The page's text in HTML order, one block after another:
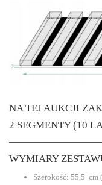
NA TEJ AUKCJI
2 SEGMENTY (10
WYMIARY
Szerokość: 55,5 cm